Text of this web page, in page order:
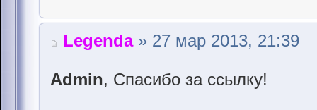
Legenda» 27 мар 2013, 21:39
Admin, Спасибо за ссылку!